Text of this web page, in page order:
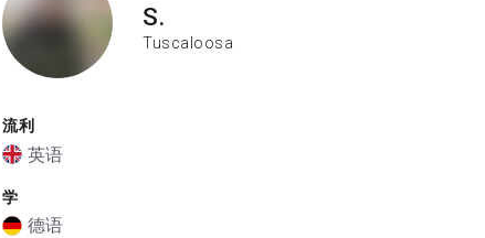
S.
Tuscaloosa
流利
英语
学
德语